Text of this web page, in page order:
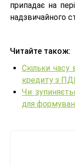
припадає на
надзвичайного
Читайте також:
Скільки часу
кредиту з
Чи
для